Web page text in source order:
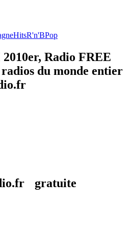
HitsR'n'BPop
Radio FREE
du monde entier
gratuite